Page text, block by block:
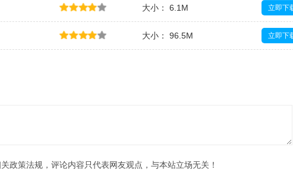
大小： 6.1M 立即下
大小： 96.5M 立即下
政策法规，评论内容只代表网友观点，与本站立场无关！